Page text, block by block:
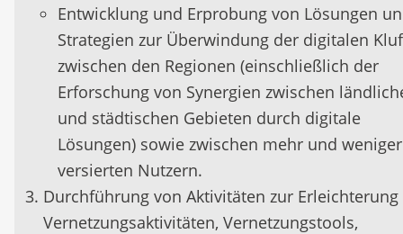
Entwicklung und Erprobung von Lösungen
Strategien zur Überwindung der digitalen
zwischen den Regionen (einschließlich der
Erforschung von Synergien zwischen
und städtischen Gebieten durch digitale
Lösungen) sowie zwischen mehr und weniger
versierten Nutzern.
Durchführung von Aktivitäten zur Erleichterung
Vernetzungsaktivitäten, Vernetzungstools,